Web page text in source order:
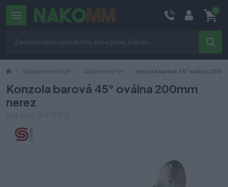
0
Vybavenie kuchýň Doplnky kuchýň Konzola barová 45° oválna
Konzola barová 45° oválna 200mm
nerez